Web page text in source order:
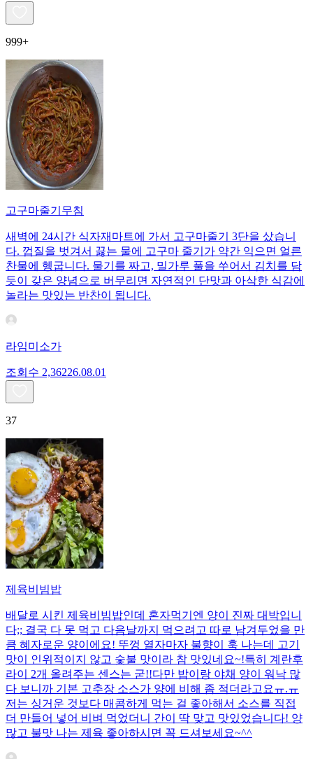
999+
고구마줄기무침
새벽에 24시간 식자재마트에 가서 고구마줄기 3단을 샀습니
다. 껍질을 벗겨서 끓는 물에 고구마 줄기가 약간 익으면 얼른
찬물에 헹굽니다. 물기를 짜고, 밀가루 풀을 쑤어서 김치를 담
듯이 갖은 양념으로 버무리면 자연적인 단맛과 아삭한 식감에
놀라는 맛있는 반찬이 됩니다.
라임미소가
조회수 2,36226.08.01
37
제육비빔밥
배달로 시킨 제육비빔밥인데 혼자먹기엔 양이 진짜 대박입니
다;; 결국 다 못 먹고 다음날까지 먹으려고 따로 남겨두었을 만
큼 혜자로운 양이에요! 뚜껑 열자마자 불향이 훅 나는데 고기
맛이 인위적이지 않고 숯불 맛이라 참 맛있네요~!특히 계란후
라이 2개 올려주는 센스는 굳!! ​다만 밥이랑 야채 양이 워낙 많
다 보니까 기본 고추장 소스가 양에 비해 좀 적더라고요ㅠ.ㅠ
저는 싱거운 것보다 매콤하게 먹는 걸 좋아해서 소스를 직접
더 만들어 넣어 비벼 먹었더니 간이 딱 맞고 맛있었습니다! 양
많고 불맛 나는 제육 좋아하시면 꼭 드셔보세요~^^